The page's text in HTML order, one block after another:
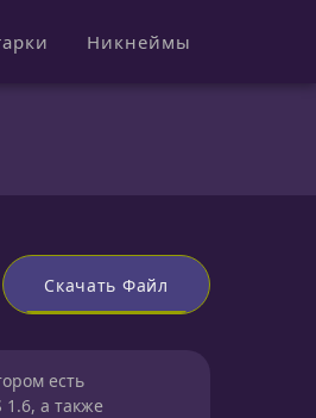
Никнеймы
Скачать Файл
есть
а также